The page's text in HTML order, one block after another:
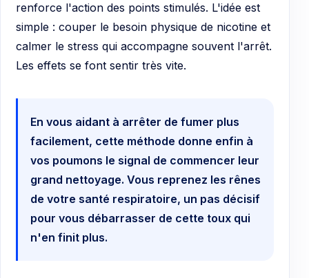
renforce l'action des points stimulés. L'idée est
simple : couper le besoin physique de nicotine et
calmer le stress qui accompagne souvent l'arrêt.
Les effets se font sentir très vite.
En vous aidant à arrêter de fumer plus
facilement, cette méthode donne enfin à
vos poumons le signal de commencer leur
grand nettoyage. Vous reprenez les rênes
de votre santé respiratoire, un pas décisif
pour vous débarrasser de cette toux qui
n'en finit plus.